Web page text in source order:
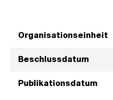
Organisationseinheit
Beschlussdatum
Publikationsdatum